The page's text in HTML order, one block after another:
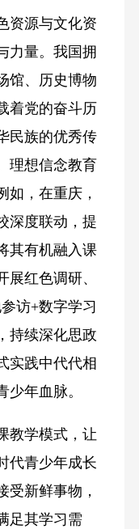
源与文化资
力量。我国拥
馆、历史博物
着党的奋斗历
民族的优秀传
理想信念教育
如，在重庆，
深度联动，提
其有机融入课
红色调研、
访+数字学习
持续深化思政
实践中代代相
年血脉。
学模式，让
代青少年成长
受新鲜事物，
足其学习需